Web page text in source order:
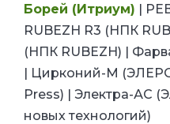
Борей (Итриум) |
RUBEZH R3 (НПК
(НПК RUBEZH) |
| Цирконий-М
Press) | Электра-АС
новых технологий)